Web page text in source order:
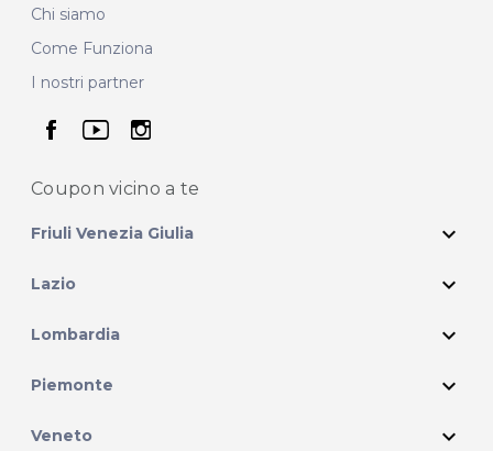
Chi siamo
Come Funziona
I nostri partner
seguici su facebook
seguici su youtube
seguici su instagram
Coupon vicino a te
Friuli Venezia Giulia expand_more
Lazio expand_more
Lombardia expand_more
Piemonte expand_more
Veneto expand_more